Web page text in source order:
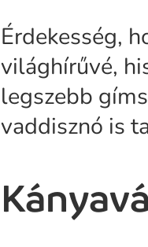
Érdekesség,
világhírűvé,
legszebb
vaddisznó is